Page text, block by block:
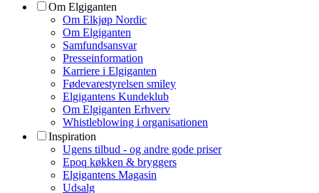
Om Elgiganten
Om Elkjøp Nordic
Om Elgiganten
Samfundsansvar
Presseinformation
Karriere i Elgiganten
Fødevarestyrelsen smiley
Elgigantens Kundeklub
Om Elgiganten Erhverv
Whistleblowing i organisationen
Inspiration
Ugens tilbud - og andre gode priser
Epoq køkken & bryggers
Elgigantens Magasin
Udsalg